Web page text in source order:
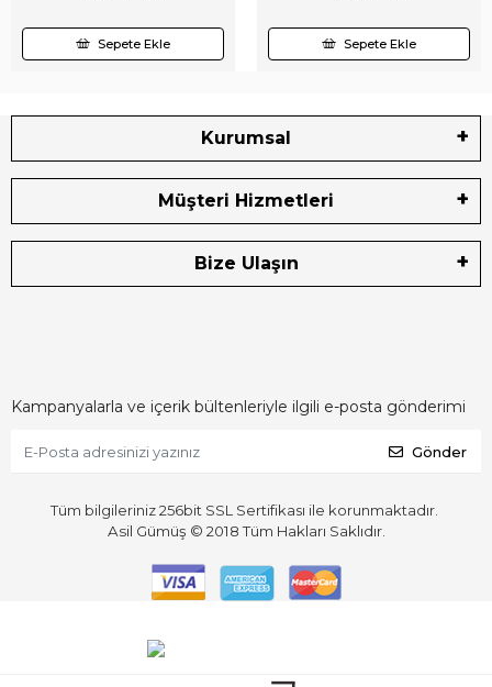
Sepete Ekle Sepete Ekle
Kurumsal
Müşteri Hizmetleri
Bize Ulaşın
Kampanyalarla ve içerik bültenleriyle ilgili e-posta gönderimi
Gönder
Tüm bilgileriniz 256bit SSL Sertifikası ile korunmaktadır.
Asil Gümüş © 2018Tüm Hakları Saklıdır.